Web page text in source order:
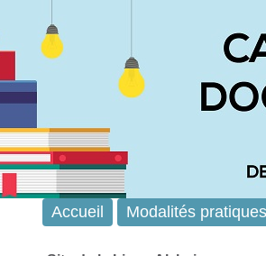
Accueil Modalités pratiques